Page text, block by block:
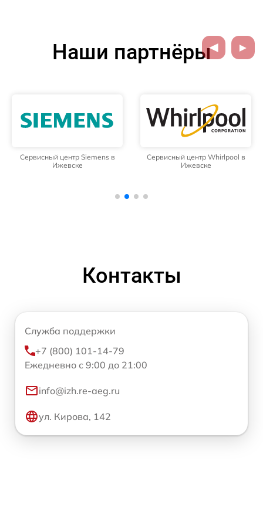
Наши партнёры
Сервисный центр Siemens в
Ижевске
Сервисный центр Whirlpool в
Ижевске
Контакты
Служба поддержки
+7 (800) 101-14-79
Ежедневно с 9:00 до 21:00
info@izh.re-aeg.ru
ул. Кирова, 142